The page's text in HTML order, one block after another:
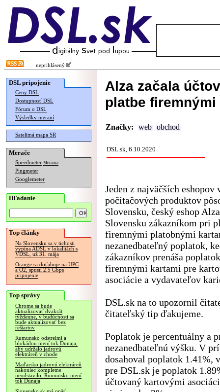
neprihlásený
DSL pripojenie
Ceny DSL
Dostupnosť DSL
Fórum o DSL
Výsledky meraní
Satelitná mapa SR
Merače
Speedmeter Merania
Pingmeter
Googlemeter
Hľadanie
Top články
Na Slovensku sa v tichosti
vypína ADSL v lokalitách s
VDSL, už 31. mája
Orange sa doťahuje na UPC
a O2, spustí 2.5 Gbps
pripojenie
Top správy
Chrome sa bude
aktualizovať dvakrát
týždenne, v budúcnosti sa
bude aktualizovať bez
reštartov
Rumunsko odstrelmi a
blokádou mení tok Dunaja,
aby udržalo jadrovú
elektráreň v chode
Maďarsko jadrovú elektráreň
nakoniec kompletne
neodstavilo, Rumunsko mení
tok Dunaja
Alza začala
platbe
Značky: web obchod
DSL.sk, 6.10.2020
Jeden z najväčších eshopov
počítačových produktov
Slovensku, český eshop
Slovensku zákazníkom pri
firemnými platobnými
nezanedbateľný poplatok,
zákazníkov prenáša
firemnými kartami pre
asociácie a vydavateľov
DSL.sk na to upozornil
čitateľský tip ďakujeme.
Poplatok je percentuálny a
nezanedbateľnú výšku. V
dosahoval poplatok 1.41%,
pre DSL.sk je poplatok
účtovaný kartovými